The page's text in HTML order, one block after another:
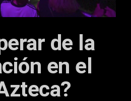
de la
en el